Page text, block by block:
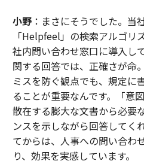
小野：まさにそうでした。当
「Helpfeel」の検索アルゴリ
社内問い合わせ窓口に導入し
関する回答では、正確さが命
ミスを防ぐ観点でも、規定に
ることが重要なんです。「意
散在する膨大な文書から必要
ンスを示しながら回答してく
てからは、人事への問い合わ
り、効果を実感しています。